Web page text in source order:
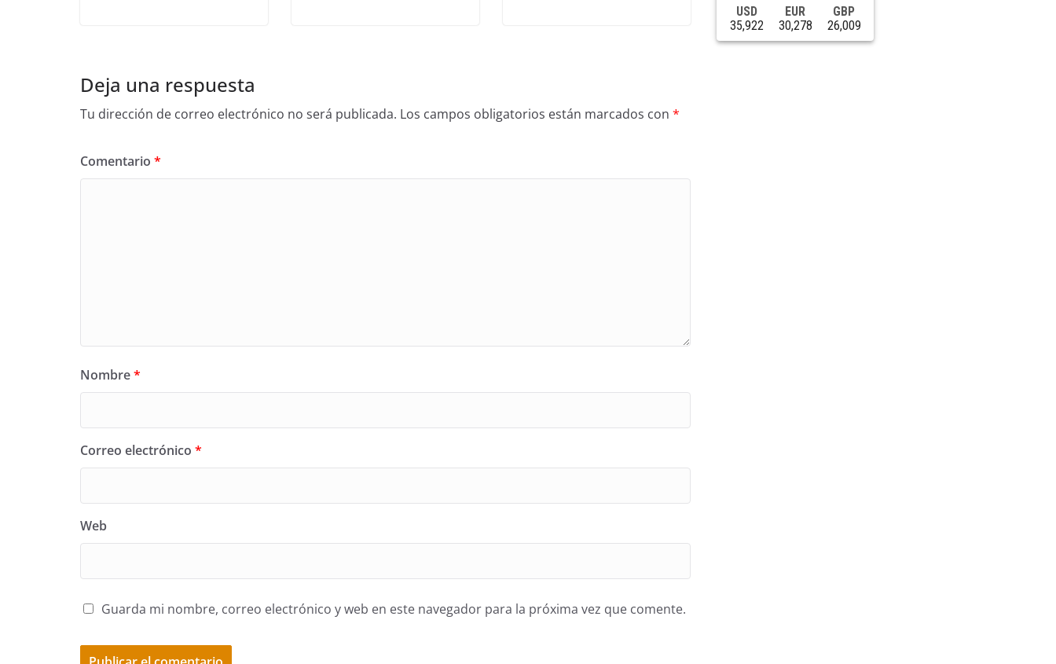
Deja una respuesta
Tu dirección de correo electrónico no será publicada. Los campos obligatorios están marcados con *
Comentario *
Nombre*
Correo electrónico *
Web
Guarda mi nombre, correo electrónico y web en este navegador para la próxima vez que comente.
USD
35,922
EUR
30,278
GBP
26,009